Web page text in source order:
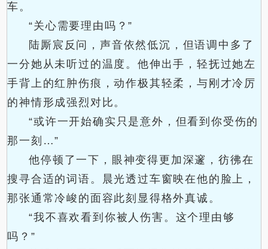
车。
“关心需要理由吗？”
陆厮宸反问，声音依然低沉，但语调中多了
一分她从未听过的温度。他伸出手，轻抚过她左
手背上的红肿伤痕，动作极其轻柔，与刚才冷厉
的神情形成强烈对比。
“或许一开始确实只是意外，但看到你受伤的
那一刻…”
他停顿了一下，眼神变得更加深邃，彷彿在
搜寻合适的词语。晨光透过车窗映在他的脸上，
那张通常冷峻的面容此刻显得格外真诚。
“我不喜欢看到你被人伤害。这个理由够
吗？”